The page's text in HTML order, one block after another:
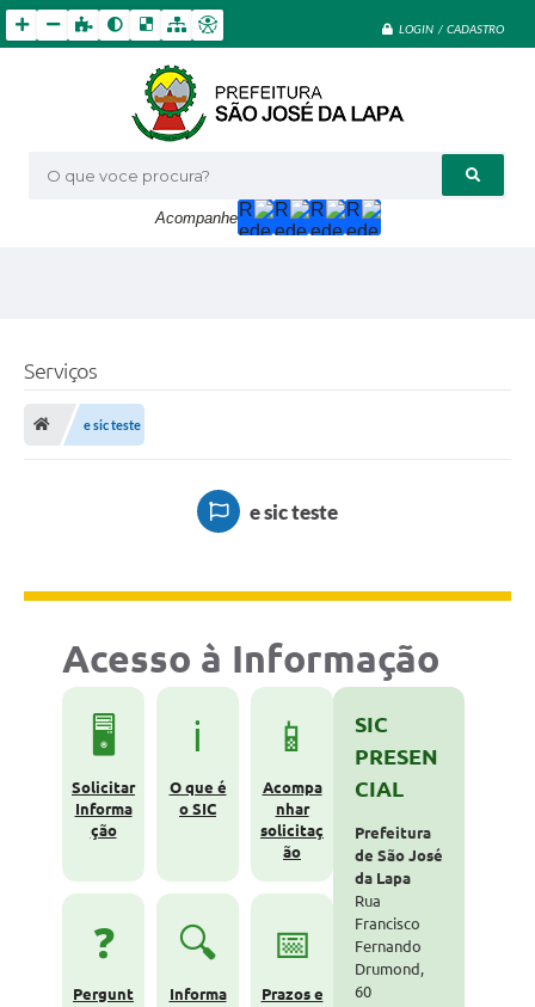
LOGIN / CADASTRO
O que voce procura?
Acompanhe
Serviços
e sic teste
e sic teste
Acesso à Informação
🖥️
Solicitar
Informa
ção
ℹ️
O que é
o SIC
📱
Acompa
nhar
solicitaç
ão
❓
Pergunt
🔍
Informa
📅
Prazos e
SIC
PRESEN
CIAL
Prefeitura
de São José
da Lapa
Rua
Francisco
Fernando
Drumond,
60